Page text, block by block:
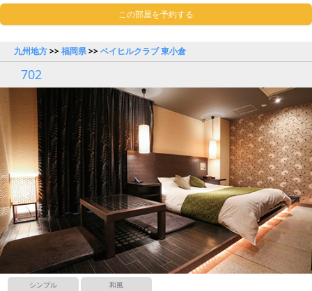
この部屋を予約する
九州地方>>福岡県>>ベイヒルクラブ 東小倉
702
シンプル 和風